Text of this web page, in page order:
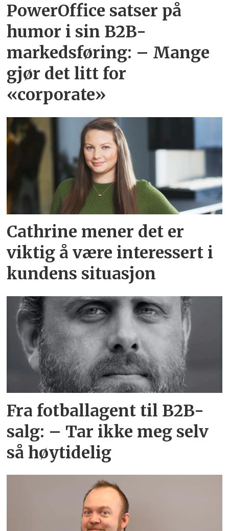
PowerOffice satser på
humor i sin B2B-
markedsføring: – Mange
gjør det litt for
«corporate»
Cathrine mener det er
viktig å være interessert i
kundens situasjon
Fra fotballagent til B2B-
salg: – Tar ikke meg selv
så høytidelig